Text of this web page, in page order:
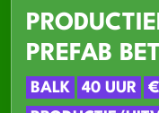
PREFAB
BALK 40 UUR